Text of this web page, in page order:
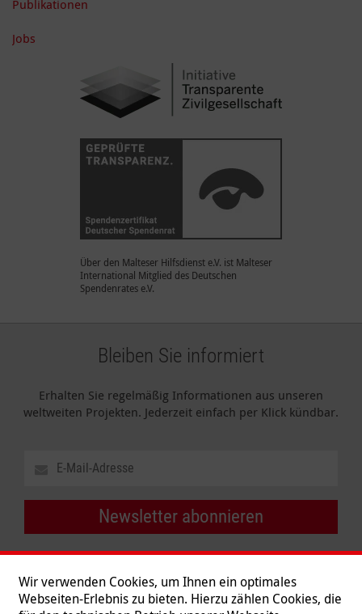
Publikationen
Jobs
Über den Malteser Hilfsdienst e.V. ist Malteser
International Mitglied des Deutschen
Spendenrates e.V.
Bleiben Sie informiert
Erhalten Sie regelmäßig Informationen aus unseren
weltweiten Projekten. Jederzeit einfach per Klick kündbar.
Newsletter abonnieren
Wir verwenden Cookies, um Ihnen ein optimales
Webseiten-Erlebnis zu bieten. Hierzu zählen Cookies, die